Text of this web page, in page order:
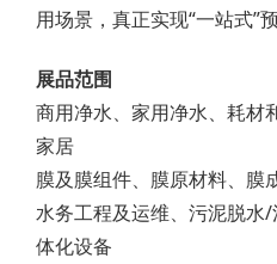
用场景，真正实现“一站式”
展品范围
商用净水、家用净水、耗
家居
膜及膜组件、膜原材料、膜
水务工程及运维、污泥脱水
体化设备